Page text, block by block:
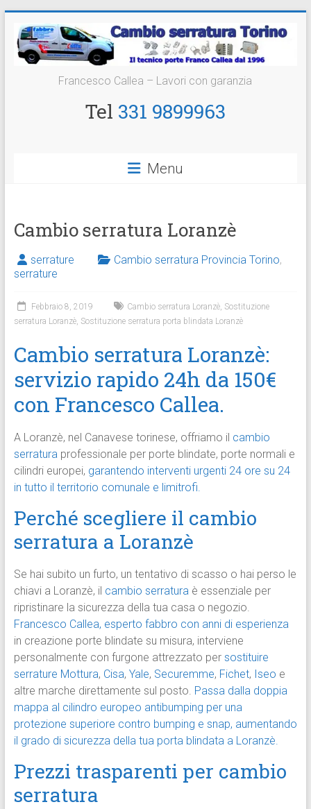
contenuto
Cambio
Serratura
Francesco Callea – Lavori con garanzia
Tel 331 9899963
Menu
Cambio serratura Loranzè
serrature Cambio serratura Provincia Torino,
serrature
Febbraio 8, 2019 Cambio serratura Loranzè, Sostituzione
serratura Loranzè, Sostituzione serratura porta blindata Loranzè
Cambio serratura Loranzè:
servizio rapido 24h da 150€
con Francesco Callea.
A Loranzè, nel Canavese torinese, offriamo il cambio
serraturaprofessionale per porte blindate, porte normali e
cilindri europei, garantendo interventi urgenti 24 ore su 24
in tutto il territorio comunale e limitrofi.
Perché scegliere il cambio
serratura a Loranzè
Se hai subito un furto, un tentativo di scasso o hai perso le
chiavi a Loranzè, il cambio serraturaè essenziale per
ripristinare la sicurezza della tua casa o negozio.
Francesco Callea, esperto fabbro con anni di esperienza
in creazione porte blindate su misura, interviene
personalmente con furgone attrezzato per sostituire
serrature Mottura, Cisa, Yale, Securemme, Fichet, Iseo e
altre marche direttamente sul posto. Passa dalla doppia
mappa al cilindro europeo antibumping per una
protezione superiore contro bumping e snap, aumentando
il grado di sicurezza della tua porta blindata a Loranzè.
Prezzi trasparenti per cambio
serratura